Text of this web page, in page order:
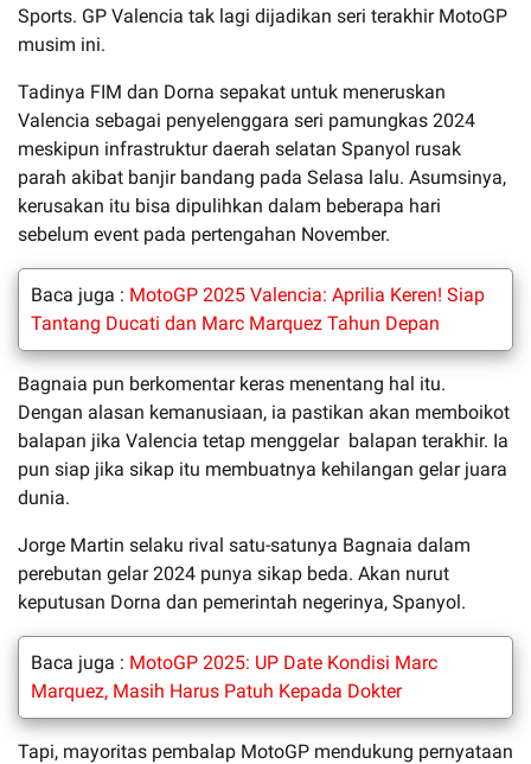
Sports. GP Valencia tak lagi dijadikan seri terakhir MotoGP
musim ini.
Tadinya FIM dan Dorna sepakat untuk meneruskan
Valencia sebagai penyelenggara seri pamungkas 2024
meskipun infrastruktur daerah selatan Spanyol rusak
parah akibat banjir bandang pada Selasa lalu. Asumsinya,
kerusakan itu bisa dipulihkan dalam beberapa hari
sebelum event pada pertengahan November.
Baca juga : MotoGP 2025 Valencia: Aprilia Keren! Siap
Tantang Ducati dan Marc Marquez Tahun Depan
Bagnaia pun berkomentar keras menentang hal itu.
Dengan alasan kemanusiaan, ia pastikan akan memboikot
balapan jika Valencia tetap menggelar balapan terakhir. Ia
pun siap jika sikap itu membuatnya kehilangan gelar juara
dunia.
Jorge Martin selaku rival satu-satunya Bagnaia dalam
perebutan gelar 2024 punya sikap beda. Akan nurut
keputusan Dorna dan pemerintah negerinya, Spanyol.
Baca juga : MotoGP 2025: UP Date Kondisi Marc
Marquez, Masih Harus Patuh Kepada Dokter
Tapi, mayoritas pembalap MotoGP mendukung pernyataan